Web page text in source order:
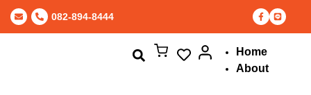
082-894-8444
Home
About